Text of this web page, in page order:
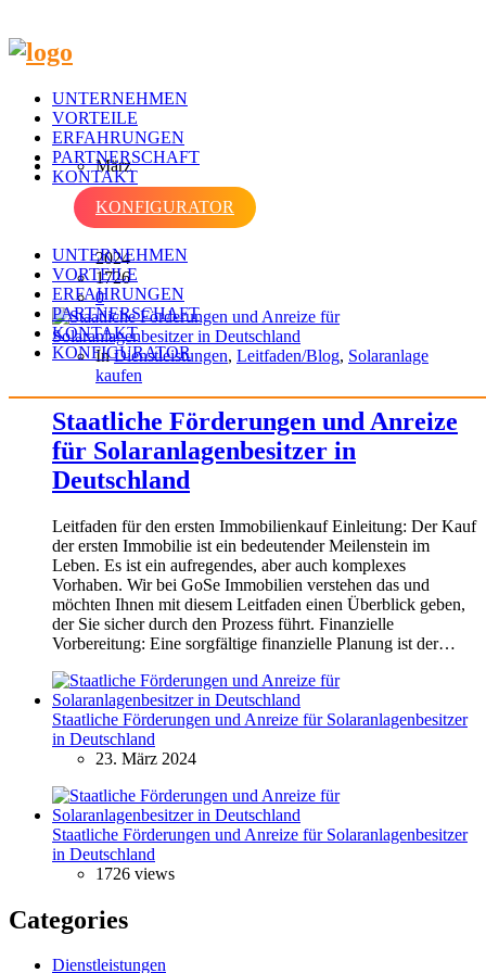
UNTERNEHMEN
VORTEILE
ERFAHRUNGEN
PARTNERSCHAFT
KONTAKT
KONFIGURATOR
UNTERNEHMEN
VORTEILE
ERFAHRUNGEN
PARTNERSCHAFT
KONTAKT
KONFIGURATOR
März
23
2024
1726
0
InDienstleistungen, Leitfaden/Blog, Solaranlage
kaufen
Staatliche Förderungen und Anreize
für Solaranlagenbesitzer in
Deutschland
Leitfaden für den ersten Immobilienkauf Einleitung: Der Kauf
der ersten Immobilie ist ein bedeutender Meilenstein im
Leben. Es ist ein aufregendes, aber auch komplexes
Vorhaben. Wir bei GoSe Immobilien verstehen das und
möchten Ihnen mit diesem Leitfaden einen Überblick geben,
der Sie sicher durch den Prozess führt. Finanzielle
Vorbereitung: Eine sorgfältige finanzielle Planung ist der…
Staatliche Förderungen und Anreize für Solaranlagenbesitzer
in Deutschland
23. März 2024
Staatliche Förderungen und Anreize für Solaranlagenbesitzer
in Deutschland
1726 views
Categories
Dienstleistungen